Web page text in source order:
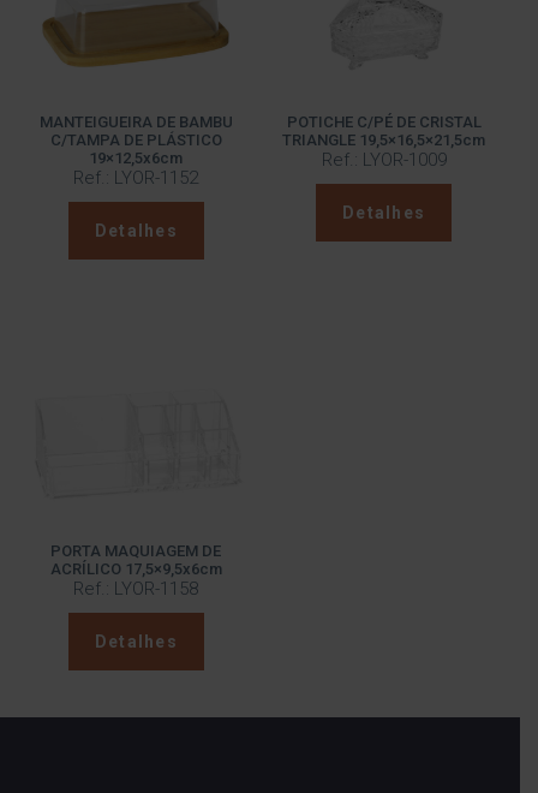
MANTEIGUEIRA DE BAMBU
C/TAMPA DE PLÁSTICO
19×12,5x6cm
Ref.: LYOR-1152
Detalhes
POTICHE C/PÉ DE CRISTAL
TRIANGLE 19,5×16,5×21,5cm
Ref.: LYOR-1009
Detalhes
PORTA MAQUIAGEM DE
ACRÍLICO 17,5×9,5x6cm
Ref.: LYOR-1158
Detalhes